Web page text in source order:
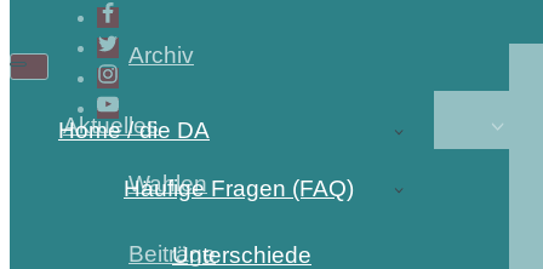
Archiv
Aktuelles
Wahlen
Beiträge
Navigations-
Navigations-
Home / die DA
Häufige Fragen (FAQ)
Unterschiede